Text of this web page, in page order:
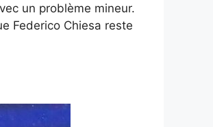
un problème mineur.
Federico Chiesa reste